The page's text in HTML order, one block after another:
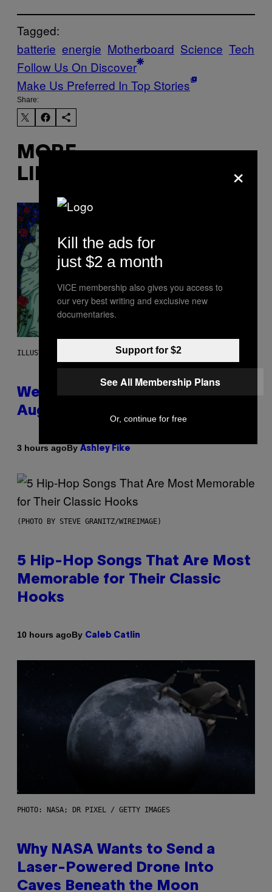
Tagged:
batterie energie Motherboard Science Tech
Follow Us On Discover
Make Us Preferred In Top Stories
Share:
MORE
LIKE THIS
ILLUSTRATION BY REESA
Weekly Horoscope: August 9-
August 15
3 hours agoBy Ashley Fike
(PHOTO BY STEVE GRANITZ/WIREIMAGE)
5 Hip-Hop Songs That Are Most
Memorable for Their Classic
Hooks
10 hours agoBy Caleb Catlin
PHOTO: NASA; DR PIXEL / GETTY IMAGES
Why NASA Wants to Send a
Laser-Powered Drone Into
Caves Beneath the Moon
×
Kill the ads for
just $2 a month
VICE membership also gives you access to
our very best writing and exclusive new
documentaries.
Support for $2
See All Membership Plans
Or, continue for free